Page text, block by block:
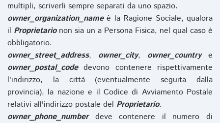
multipli, scriverli sempre separati da uno spazio.
owner_organization_nameè la Ragione Sociale, qualora
il Proprietarionon sia un a Persona Fisica, nel qual caso è
obbligatorio.
owner_street_address, owner_city, owner_countrye
owner_postal_codedevono contenere rispettivamente
l'indirizzo, la città (eventualmente seguita dalla
provincia), la nazione e il Codice di Avviamento Postale
relativi all'indirizzo postale del Proprietario.
owner_phone_numberdeve contenere il numero di